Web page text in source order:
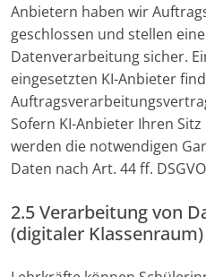
Anbietern haben wir
geschlossen und stellen
Datenverarbeitung sicher.
eingesetzten KI-Anbieter
Sofern KI-Anbieter Ihren
werden die notwendigen
Daten nach Art. 44 ff.
2.5 Verarbeitung von
(digitaler Klassenraum)